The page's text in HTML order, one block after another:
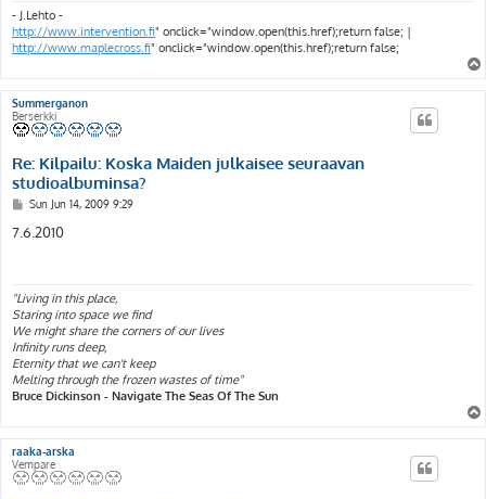
- J.Lehto -
http://www.intervention.fi" onclick="window.open(this.href);return false; |
http://www.maplecross.fi" onclick="window.open(this.href);return false;
Summerganon
Berserkki
Re: Kilpailu: Koska Maiden julkaisee seuraavan
studioalbuminsa?
P
s
t
Sun Jun 14, 2009 9:29
7.6.2010
"Living in this place,
Staring into space we find
We might share the corners of our lives
Infinity runs deep,
Eternity that we can't keep
Melting through the frozen wastes of time"
Bruce Dickinson - Navigate The Seas Of The Sun
raaka-arska
Vempare